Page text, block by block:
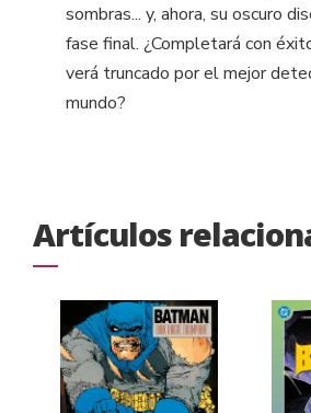
sombras... y, ahora, su oscuro
fase final. ¿Completará con
verá truncado por el mejor
mundo?
Artículos